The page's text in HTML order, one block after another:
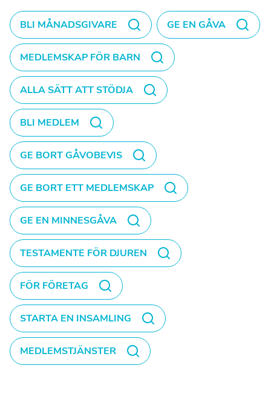
BLI MÅNADSGIVARE GE EN GÅVA
MEDLEMSKAP FÖR BARN
ALLA SÄTT ATT STÖDJA
BLI MEDLEM
GE BORT GÅVOBEVIS
GE BORT ETT MEDLEMSKAP
GE EN MINNESGÅVA
TESTAMENTE FÖR DJUREN
FÖR FÖRETAG
STARTA EN INSAMLING
MEDLEMSTJÄNSTER